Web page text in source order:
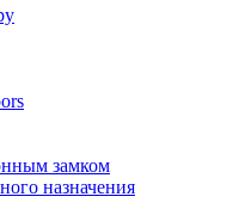
замком
назначения